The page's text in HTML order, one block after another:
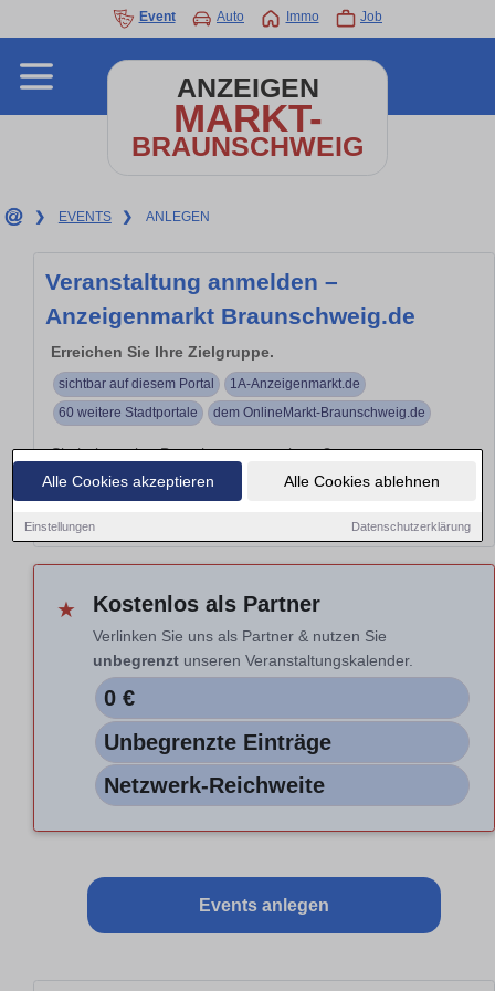
Alle Cookies akzeptieren Alle Cookies ablehnen
Einstellungen Datenschutzerklärung
Event Auto Immo Job
ANZEIGEN
MARKT-
BRAUNSCHWEIG
❯ EVENTS ❯ ANLEGEN
Veranstaltung anmelden –
Anzeigenmarkt Braunschweig.de
Erreichen Sie Ihre Zielgruppe.
sichtbar auf diesem Portal
1A-Anzeigenmarkt.de
60 weitere Stadtportale
dem OnlineMarkt-Braunschweig.de
Sie haben eine Branchenveranstaltung?
Branchen
Hinweis: Nur Vorschau. Auswahl nicht aktiv.
★ Kostenlos als Partner
Verlinken Sie uns als Partner & nutzen Sie
unbegrenzt unseren Veranstaltungskalender.
0 €
Unbegrenzte Einträge
Netzwerk-Reichweite
Events anlegen